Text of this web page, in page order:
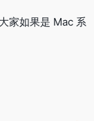
家如果是 Mac 系